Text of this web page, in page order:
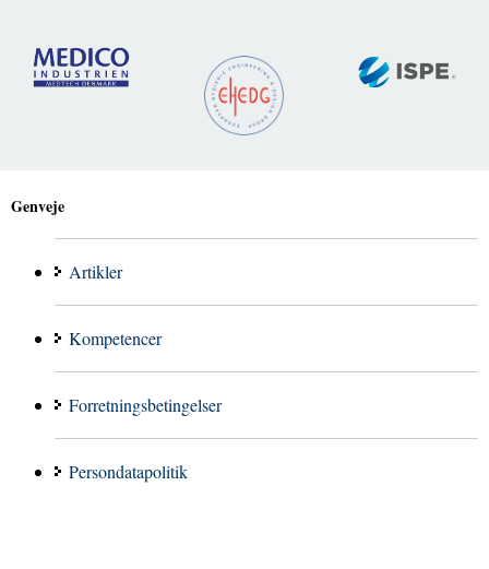
Genveje
Artikler
Kompetencer
Forretningsbetingelser
Persondatapolitik